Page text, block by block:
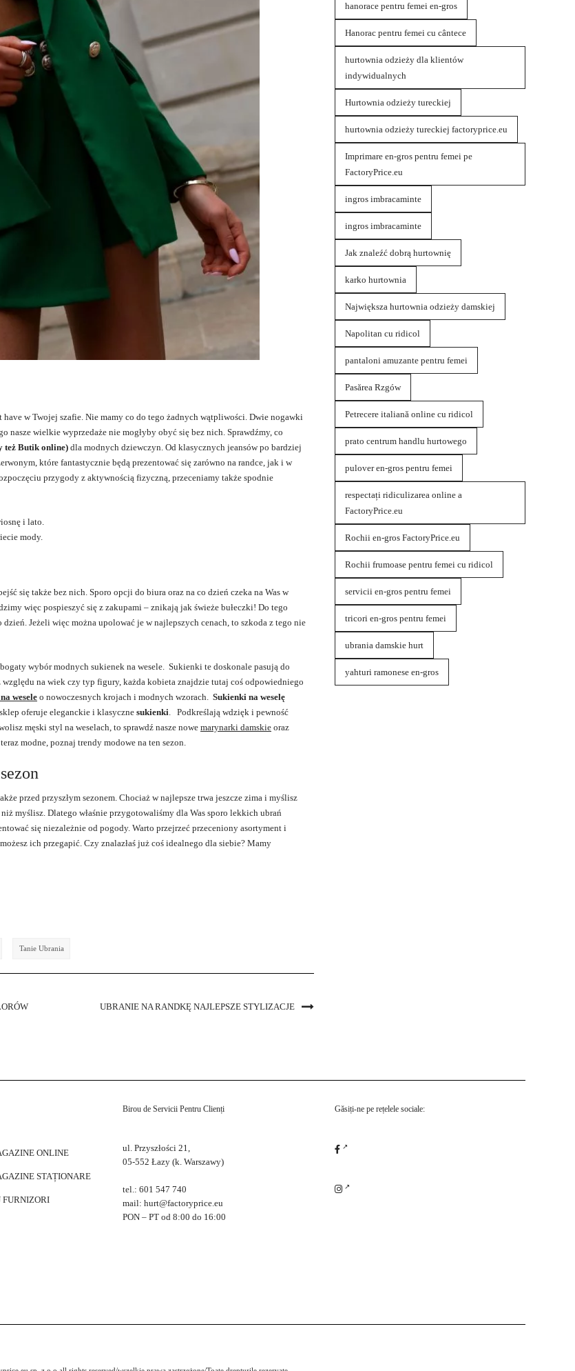
have w Twojej szafie. Nie mamy co do tego żadnych wątpliwości. Dwie nogawki
wielkie wyprzedaże nie mogłyby obyć się bez nich. Sprawdźmy, co
też Butik online)dla modnych dziewczyn. Od klasycznych jeansów po bardziej
które fantastycznie będą prezentować się zarówno na randce, jak i w
przygody z aktywnością fizyczną, przeceniamy także spodnie
i lato.
mody.
się także bez nich. Sporo opcji do biura oraz na co dzień czeka na Was w
więc pospieszyć się z zakupami – znikają jak świeże bułeczki! Do tego
dzień. Jeżeli więc można upolować je w najlepszych cenach, to szkoda z tego nie
wybór modnych sukienek na wesele. Sukienki te doskonale pasują do
na wiek czy typ figury, każda kobieta znajdzie tutaj coś odpowiedniego
wesele o nowoczesnych krojach i modnych wzorach. Sukienki na weselę
oferuje eleganckie i klasyczne sukienki
Podkreślają wdzięk i pewność
męski styl na weselach, to sprawdź nasze nowemarynarki damskie oraz
teraz modne, poznaj trendy modowe na ten sezon.
przed przyszłym sezonem. Chociaż w najlepsze trwa jeszcze zima i myślisz
myślisz. Dlatego właśnie przygotowaliśmy dla Was sporo lekkich ubrań
się niezależnie od pogody. Warto przejrzeć przeceniony asortyment i
ich przegapić. Czy znalazłaś już coś idealnego dla siebie? Mamy
Tanie Ubrania
UBRANIE NA RANDKĘ NAJLEPSZE STYLIZACJE
hanorace pentru femei en-gros
Hanorac pentru femei cu cântece
hurtownia odzieży dla klientów
indywidualnych
Hurtownia odzieży tureckiej
hurtownia odzieży tureckiej factoryprice.eu
Imprimare en-gros pentru femei pe
FactoryPrice.eu
ingros imbracaminte
ingros imbracaminte
Jak znaleźć dobrą hurtownię
karko hurtownia
Największa hurtownia odzieży damskiej
Napolitan cu ridicol
pantaloni amuzante pentru femei
Pasărea Rzgów
Petrecere italiană online cu ridicol
prato centrum handlu hurtowego
pulover en-gros pentru femei
respectați ridiculizarea online a
FactoryPrice.eu
Rochii en-gros FactoryPrice.eu
Rochii frumoase pentru femei cu ridicol
servicii en-gros pentru femei
tricori en-gros pentru femei
ubrania damskie hurt
yahturi ramonese en-gros
ONLINE
STAȚIONARE
FURNIZORI
Birou de Servicii Pentru Clienți
ul. Przyszłości 21,
05-552 Łazy (k. Warszawy)
tel.: 601 547 740
mail: hurt@factoryprice.eu
PON – PT od 8:00 do 16:00
Găsiți-ne pe rețelele sociale: